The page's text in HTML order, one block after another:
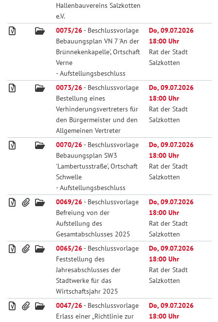
Hallenbauvereins Salzkotten
e.V.
0075/26- Beschlussvorlage
Bebauungsplan VN 7 'An der
Brünnekenkapelle', Ortschaft
Verne
- Aufstellungsbeschluss
Do, 09.07.2026
18:00 Uhr
Rat der Stadt
Salzkotten
0073/26- Beschlussvorlage
Bestellung eines
Verhinderungsvertreters für
den Bürgermeister und den
Allgemeinen Vertreter
Do, 09.07.2026
18:00 Uhr
Rat der Stadt
Salzkotten
0070/26- Beschlussvorlage
Bebauungsplan SW3
'Lambertusstraße', Ortschaft
Schwelle
- Aufstellungsbeschluss
Do, 09.07.2026
18:00 Uhr
Rat der Stadt
Salzkotten
0069/26- Beschlussvorlage
Befreiung von der
Aufstellung des
Gesamtabschlusses 2025
Do, 09.07.2026
18:00 Uhr
Rat der Stadt
Salzkotten
0065/26- Beschlussvorlage
Feststellung des
Jahresabschlusses der
Stadtwerke für das
Wirtschaftsjahr 2025
Do, 09.07.2026
18:00 Uhr
Rat der Stadt
Salzkotten
0047/26- Beschlussvorlage
Erlass einer „Richtlinie zur
Do, 09.07.2026
18:00 Uhr